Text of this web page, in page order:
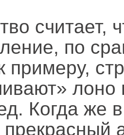
считает,
по
примеру,
Когда же в
прекрасный